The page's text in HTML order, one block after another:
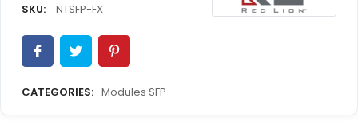
SKU:
NTSFP-FX
CATEGORIES: Modules SFP